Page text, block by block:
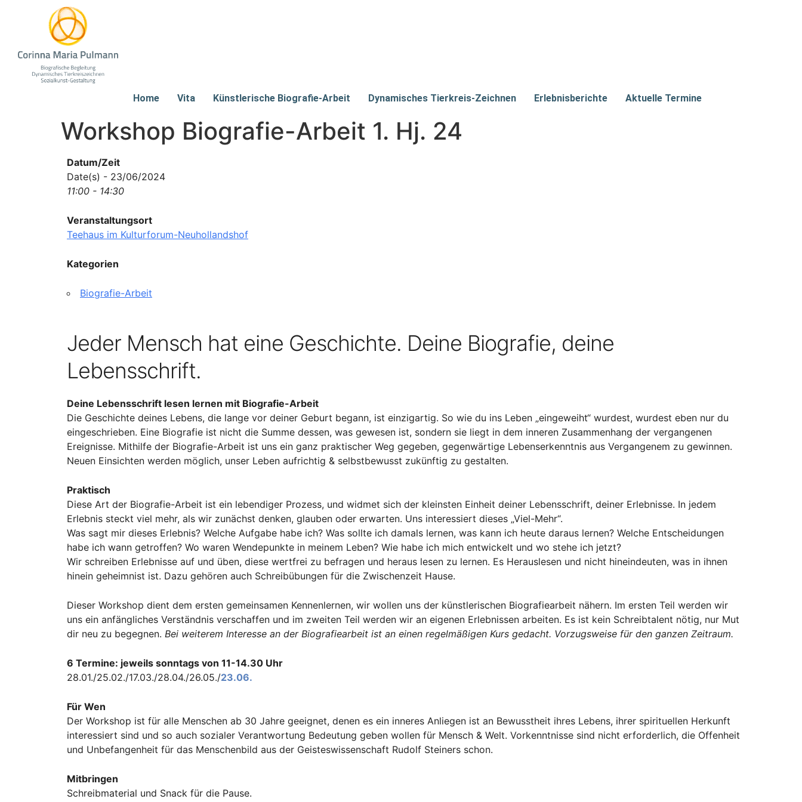
Home Vita Künstlerische Biografie-Arbeit Dynamisches Tierkreis-Zeichnen Erlebnisberichte Aktuelle Termine
Workshop Biografie-Arbeit 1. Hj. 24
Datum/Zeit
Date(s) - 23/06/2024
11:00 - 14:30
Veranstaltungsort
Teehaus im Kulturforum-Neuhollandshof
Kategorien
Biografie-Arbeit
Jeder Mensch hat eine Geschichte. Deine Biografie, deine
Lebensschrift.
Deine Lebensschrift lesen lernen mit Biografie-Arbeit
Die Geschichte deines Lebens, die lange vor deiner Geburt begann, ist einzigartig. So wie du ins Leben „eingeweiht“ wurdest, wurdest eben nur du
eingeschrieben. Eine Biografie ist nicht die Summe dessen, was gewesen ist, sondern sie liegt in dem inneren Zusammenhang der vergangenen
Ereignisse. Mithilfe der Biografie-Arbeit ist uns ein ganz praktischer Weg gegeben, gegenwärtige Lebenserkenntnis aus Vergangenem zu gewinnen.
Neuen Einsichten werden möglich, unser Leben aufrichtig & selbstbewusst zukünftig zu gestalten.
Praktisch
Diese Art der Biografie-Arbeit ist ein lebendiger Prozess, und widmet sich der kleinsten Einheit deiner Lebensschrift, deiner Erlebnisse. In jedem
Erlebnis steckt viel mehr, als wir zunächst denken, glauben oder erwarten. Uns interessiert dieses „Viel-Mehr“.
Was sagt mir dieses Erlebnis? Welche Aufgabe habe ich? Was sollte ich damals lernen, was kann ich heute daraus lernen? Welche Entscheidungen
habe ich wann getroffen? Wo waren Wendepunkte in meinem Leben? Wie habe ich mich entwickelt und wo stehe ich jetzt?
Wir schreiben Erlebnisse auf und üben, diese wertfrei zu befragen und heraus lesen zu lernen. Es Herauslesen und nicht hineindeuten, was in ihnen
hinein geheimnist ist. Dazu gehören auch Schreibübungen für die Zwischenzeit Hause.
Dieser Workshop dient dem ersten gemeinsamen Kennenlernen, wir wollen uns der künstlerischen Biografiearbeit nähern. Im ersten Teil werden wir
uns ein anfängliches Verständnis verschaffen und im zweiten Teil werden wir an eigenen Erlebnissen arbeiten. Es ist kein Schreibtalent nötig, nur Mut
dir neu zu begegnen. Bei weiterem Interesse an der Biografiearbeit ist an einen regelmäßigen Kurs gedacht. Vorzugsweise für den ganzen Zeitraum.
6 Termine: jeweils sonntags von 11-14.30 Uhr
28.01./25.02./17.03./28.04./26.05./23.06.
Für Wen
Der Workshop ist für alle Menschen ab 30 Jahre geeignet, denen es ein inneres Anliegen ist an Bewusstheit ihres Lebens, ihrer spirituellen Herkunft
interessiert sind und so auch sozialer Verantwortung Bedeutung geben wollen für Mensch & Welt. Vorkenntnisse sind nicht erforderlich, die Offenheit
und Unbefangenheit für das Menschenbild aus der Geisteswissenschaft Rudolf Steiners schon.
Mitbringen
Schreibmaterial und Snack für die Pause.